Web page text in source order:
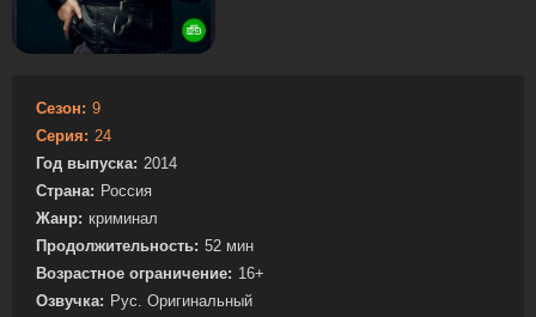
Сезон: 9
Серия: 24
Год выпуска: 2014
Страна: Россия
Жанр: криминал
Продолжительность: 52 мин
Возрастное ограничение: 16+
Озвучка: Рус. Оригинальный